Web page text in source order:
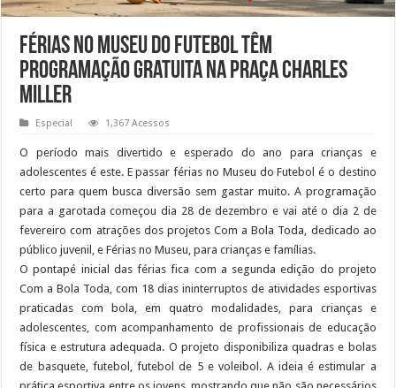
Férias no Museu do Futebol têm
programação gratuita na Praça Charles
Miller
Especial 1,367 Acessos
O período mais divertido e esperado do ano para crianças e
adolescentes é este. E passar férias no Museu do Futebol é o destino
certo para quem busca diversão sem gastar muito. A programação
para a garotada começou dia 28 de dezembro e vai até o dia 2 de
fevereiro com atrações dos projetos Com a Bola Toda, dedicado ao
público juvenil, e Férias no Museu, para crianças e famílias.
O pontapé inicial das férias fica com a segunda edição do projeto
Com a Bola Toda, com 18 dias ininterruptos de atividades esportivas
praticadas com bola, em quatro modalidades, para crianças e
adolescentes, com acompanhamento de profissionais de educação
física e estrutura adequada. O projeto disponibiliza quadras e bolas
de basquete, futebol, futebol de 5 e voleibol. A ideia é estimular a